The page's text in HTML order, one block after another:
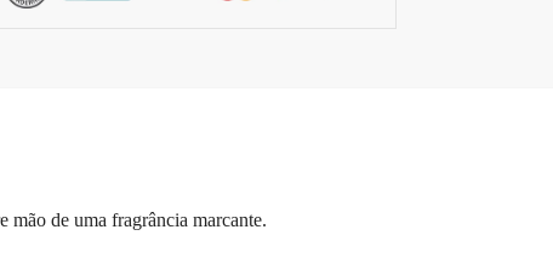
mão de uma fragrância marcante.